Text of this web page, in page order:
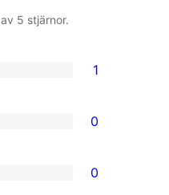
av 5 stjärnor.
1
0
0